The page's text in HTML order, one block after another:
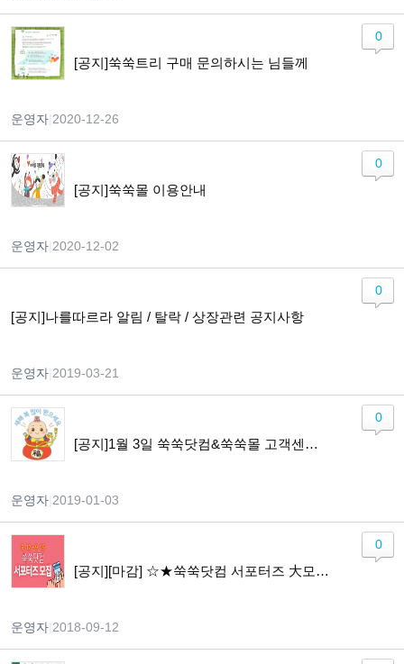
[공지]쑥쑥트리 구매 문의하시는 님들께
운영자 2020-12-26
0
[공지]쑥쑥몰 이용안내
운영자 2020-12-02
0
[공지]나를따르라 알림 / 탈락 / 상장관련 공지사항
운영자 2019-03-21
0
[공지]1월 3일 쑥쑥닷컴&쑥쑥몰 고객센터 운영 안내
운영자 2019-01-03
0
[공지][마감] ☆★쑥쑥닷컴 서포터즈 大모집☆★ (~9/19)
운영자 2018-09-12
0